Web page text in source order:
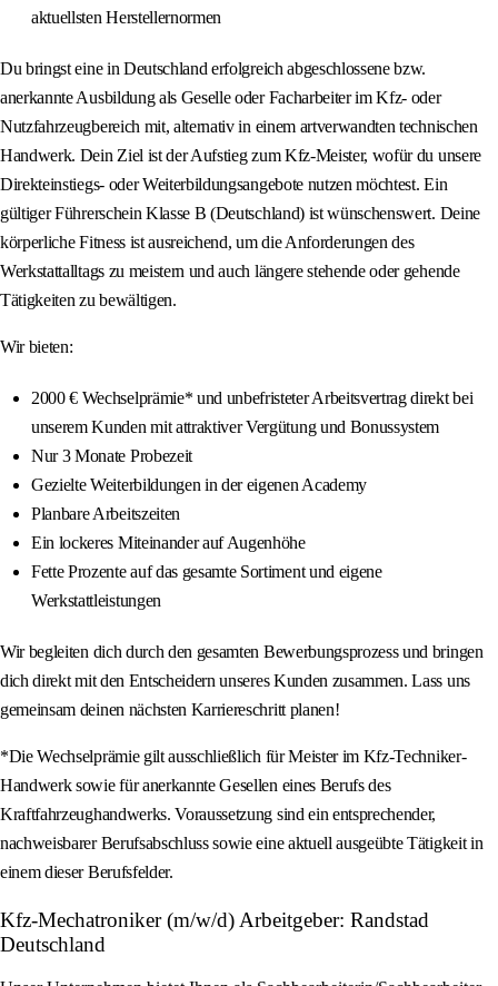
aktuellsten Herstellernormen
Du bringst eine in Deutschland erfolgreich abgeschlossene bzw.
anerkannte Ausbildung als Geselle oder Facharbeiter im Kfz- oder
Nutzfahrzeugbereich mit, alternativ in einem artverwandten technischen
Handwerk. Dein Ziel ist der Aufstieg zum Kfz-Meister, wofür du unsere
Direkteinstiegs- oder Weiterbildungsangebote nutzen möchtest. Ein
gültiger Führerschein Klasse B (Deutschland) ist wünschenswert. Deine
körperliche Fitness ist ausreichend, um die Anforderungen des
Werkstattalltags zu meistern und auch längere stehende oder gehende
Tätigkeiten zu bewältigen.
Wir bieten:
2000 € Wechselprämie* und unbefristeter Arbeitsvertrag direkt bei
unserem Kunden mit attraktiver Vergütung und Bonussystem
Nur 3 Monate Probezeit
Gezielte Weiterbildungen in der eigenen Academy
Planbare Arbeitszeiten
Ein lockeres Miteinander auf Augenhöhe
Fette Prozente auf das gesamte Sortiment und eigene
Werkstattleistungen
Wir begleiten dich durch den gesamten Bewerbungsprozess und bringen
dich direkt mit den Entscheidern unseres Kunden zusammen. Lass uns
gemeinsam deinen nächsten Karriereschritt planen!
*Die Wechselprämie gilt ausschließlich für Meister im Kfz-Techniker-
Handwerk sowie für anerkannte Gesellen eines Berufs des
Kraftfahrzeughandwerks. Voraussetzung sind ein entsprechender,
nachweisbarer Berufsabschluss sowie eine aktuell ausgeübte Tätigkeit in
einem dieser Berufsfelder.
Kfz-Mechatroniker (m/w/d) Arbeitgeber: Randstad
Deutschland